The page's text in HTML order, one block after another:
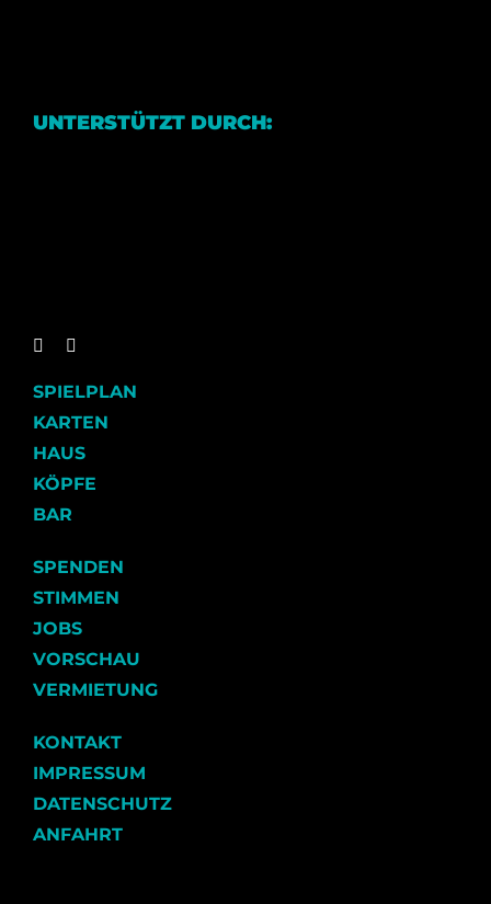
UNTERSTÜTZT DURCH:
SPIELPLAN
KARTEN
HAUS
KÖPFE
BAR
SPENDEN
STIMMEN
JOBS
VORSCHAU
VERMIETUNG
KONTAKT
IMPRESSUM
DATENSCHUTZ
ANFAHRT